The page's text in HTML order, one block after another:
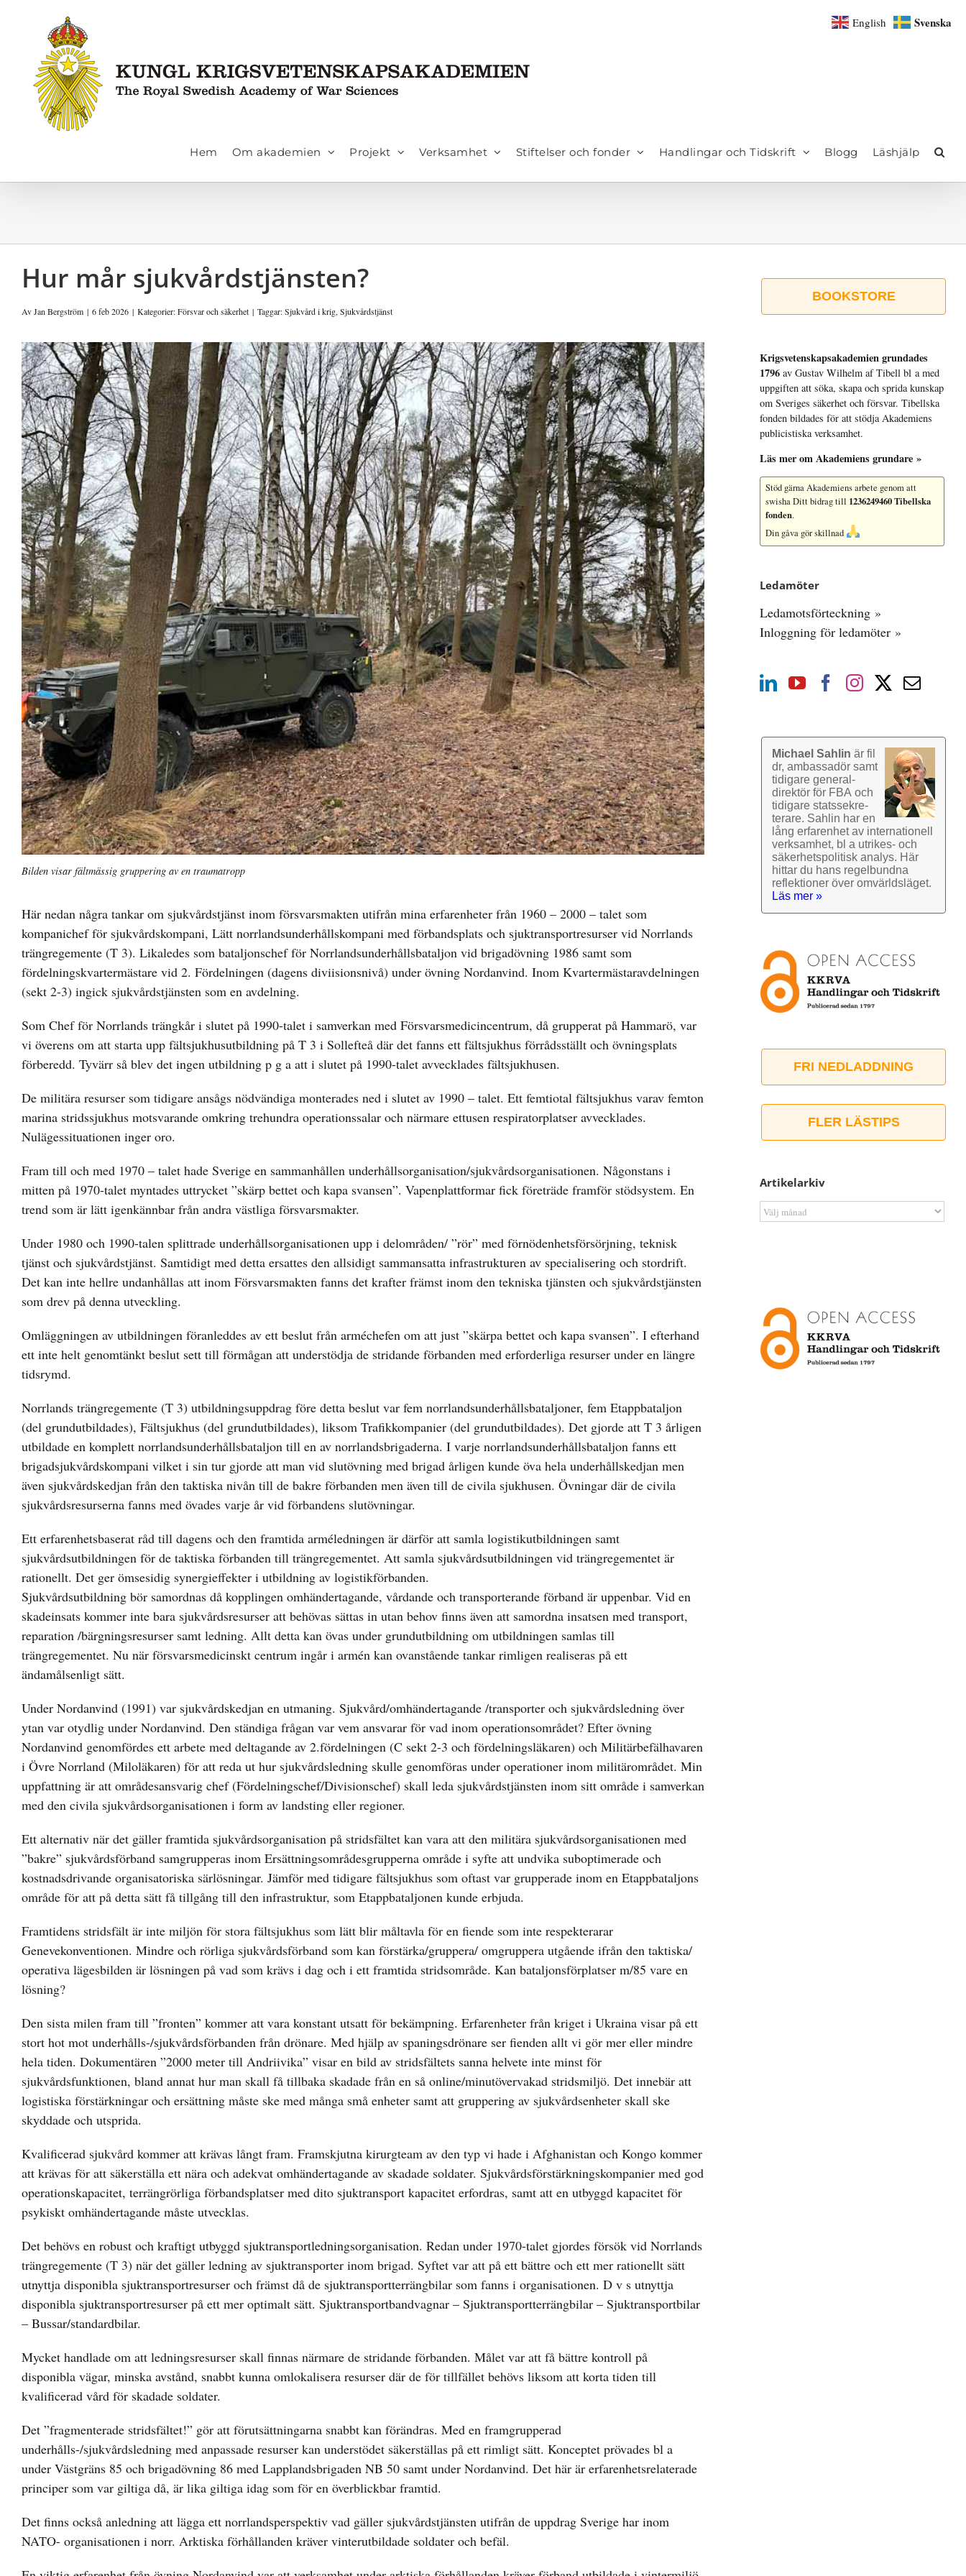
innehållet
Hem Om akademien Projekt Verksamhet Stiftelser och fonder Handlingar och Tidskrift Blogg Läshjälp
Hur mår sjukvårdstjänsten?
AvJan Bergström | 6 feb 2026 | Kategorier:Försvar och säkerhet | Taggar:Sjukvård i krig, Sjukvårdstjänst
Visa
större
bild
Bilden visar fältmässig gruppering av en traumatropp
Här nedan några tankar om sjukvårdstjänst inom försvarsmakten utifrån mina erfarenheter från 1960 – 2000 – talet som
kompanichef för sjukvårdskompani, Lätt norrlandsunderhållskompani med förbandsplats och sjuktransportresurser vid Norrlands
trängregemente (T 3). Likaledes som bataljonschef för Norrlandsunderhållsbataljon vid brigadövning 1986 samt som
fördelningskvartermästare vid 2. Fördelningen (dagens diviisionsnivå) under övning Nordanvind. Inom Kvartermästaravdelningen
(sekt 2-3) ingick sjukvårdstjänsten som en avdelning.
Som Chef för Norrlands trängkår i slutet på 1990-talet i samverkan med Försvarsmedicincentrum, då grupperat på Hammarö, var
vi överens om att starta upp fältsjukhusutbildning på T 3 i Sollefteå där det fanns ett fältsjukhus förrådsställt och övningsplats
förberedd. Tyvärr så blev det ingen utbildning p g a att i slutet på 1990-talet avvecklades fältsjukhusen.
De militära resurser som tidigare ansågs nödvändiga monterades ned i slutet av 1990 – talet. Ett femtiotal fältsjukhus varav femton
marina stridssjukhus motsvarande omkring trehundra operationssalar och närmare ettusen respiratorplatser avvecklades.
Nulägessituationen inger oro.
Fram till och med 1970 – talet hade Sverige en sammanhållen underhållsorganisation/sjukvårdsorganisationen. Någonstans i
mitten på 1970-talet myntades uttrycket ”skärp bettet och kapa svansen”. Vapenplattformar fick företräde framför stödsystem. En
trend som är lätt igenkännbar från andra västliga försvarsmakter.
Under 1980 och 1990-talen splittrade underhållsorganisationen upp i delområden/ ”rör” med förnödenhetsförsörjning, teknisk
tjänst och sjukvårdstjänst. Samtidigt med detta ersattes den allsidigt sammansatta infrastrukturen av specialisering och stordrift.
Det kan inte hellre undanhållas att inom Försvarsmakten fanns det krafter främst inom den tekniska tjänsten och sjukvårdstjänsten
som drev på denna utveckling.
Omläggningen av utbildningen föranleddes av ett beslut från arméchefen om att just ”skärpa bettet och kapa svansen”. I efterhand
ett inte helt genomtänkt beslut sett till förmågan att understödja de stridande förbanden med erforderliga resurser under en längre
tidsrymd.
Norrlands trängregemente (T 3) utbildningsuppdrag före detta beslut var fem norrlandsunderhållsbataljoner, fem Etappbataljon
(del grundutbildades), Fältsjukhus (del grundutbildades), liksom Trafikkompanier (del grundutbildades). Det gjorde att T 3 årligen
utbildade en komplett norrlandsunderhållsbataljon till en av norrlandsbrigaderna. I varje norrlandsunderhållsbataljon fanns ett
brigadsjukvårdskompani vilket i sin tur gjorde att man vid slutövning med brigad årligen kunde öva hela underhållskedjan men
även sjukvårdskedjan från den taktiska nivån till de bakre förbanden men även till de civila sjukhusen. Övningar där de civila
sjukvårdsresurserna fanns med övades varje år vid förbandens slutövningar.
Ett erfarenhetsbaserat råd till dagens och den framtida arméledningen är därför att samla logistikutbildningen samt
sjukvårdsutbildningen för de taktiska förbanden till trängregementet. Att samla sjukvårdsutbildningen vid trängregementet är
rationellt. Det ger ömsesidig synergieffekter i utbildning av logistikförbanden.
Sjukvårdsutbildning bör samordnas då kopplingen omhändertagande, vårdande och transporterande förband är uppenbar. Vid en
skadeinsats kommer inte bara sjukvårdsresurser att behövas sättas in utan behov finns även att samordna insatsen med transport,
reparation /bärgningsresurser samt ledning. Allt detta kan övas under grundutbildning om utbildningen samlas till
trängregementet. Nu när försvarsmedicinskt centrum ingår i armén kan ovanstående tankar rimligen realiseras på ett
ändamålsenligt sätt.
Under Nordanvind (1991) var sjukvårdskedjan en utmaning. Sjukvård/omhändertagande /transporter och sjukvårdsledning över
ytan var otydlig under Nordanvind. Den ständiga frågan var vem ansvarar för vad inom operationsområdet? Efter övning
Nordanvind genomfördes ett arbete med deltagande av 2.fördelningen (C sekt 2-3 och fördelningsläkaren) och Militärbefälhavaren
i Övre Norrland (Miloläkaren) för att reda ut hur sjukvårdsledning skulle genomföras under operationer inom militärområdet. Min
uppfattning är att områdesansvarig chef (Fördelningschef/Divisionschef) skall leda sjukvårdstjänsten inom sitt område i samverkan
med den civila sjukvårdsorganisationen i form av landsting eller regioner.
Ett alternativ när det gäller framtida sjukvårdsorganisation på stridsfältet kan vara att den militära sjukvårdsorganisationen med
”bakre” sjukvårdsförband samgrupperas inom Ersättningsområdesgrupperna område i syfte att undvika suboptimerade och
kostnadsdrivande organisatoriska särlösningar. Jämför med tidigare fältsjukhus som oftast var grupperade inom en Etappbataljons
område för att på detta sätt få tillgång till den infrastruktur, som Etappbataljonen kunde erbjuda.
Framtidens stridsfält är inte miljön för stora fältsjukhus som lätt blir måltavla för en fiende som inte respekterarar
Genevekonventionen. Mindre och rörliga sjukvårdsförband som kan förstärka/gruppera/ omgruppera utgående ifrån den taktiska/
operativa lägesbilden är lösningen på vad som krävs i dag och i ett framtida stridsområde. Kan bataljonsförplatser m/85 vare en
lösning?
Den sista milen fram till ”fronten” kommer att vara konstant utsatt för bekämpning. Erfarenheter från kriget i Ukraina visar på ett
stort hot mot underhålls-/sjukvårdsförbanden från drönare. Med hjälp av spaningsdrönare ser fienden allt vi gör mer eller mindre
hela tiden. Dokumentären ”2000 meter till Andriivika” visar en bild av stridsfältets sanna helvete inte minst för
sjukvårdsfunktionen, bland annat hur man skall få tillbaka skadade från en så online/minutövervakad stridsmiljö. Det innebär att
logistiska förstärkningar och ersättning måste ske med många små enheter samt att gruppering av sjukvårdsenheter skall ske
skyddade och utsprida.
Kvalificerad sjukvård kommer att krävas långt fram. Framskjutna kirurgteam av den typ vi hade i Afghanistan och Kongo kommer
att krävas för att säkerställa ett nära och adekvat omhändertagande av skadade soldater. Sjukvårdsförstärkningskompanier med god
operationskapacitet, terrängrörliga förbandsplatser med dito sjuktransport kapacitet erfordras, samt att en utbyggd kapacitet för
psykiskt omhändertagande måste utvecklas.
Det behövs en robust och kraftigt utbyggd sjuktransportledningsorganisation. Redan under 1970-talet gjordes försök vid Norrlands
trängregemente (T 3) när det gäller ledning av sjuktransporter inom brigad. Syftet var att på ett bättre och ett mer rationellt sätt
utnyttja disponibla sjuktransportresurser och främst då de sjuktransportterrängbilar som fanns i organisationen. D v s utnyttja
disponibla sjuktransportresurser på ett mer optimalt sätt. Sjuktransportbandvagnar – Sjuktransportterrängbilar – Sjuktransportbilar
– Bussar/standardbilar.
Mycket handlade om att ledningsresurser skall finnas närmare de stridande förbanden. Målet var att få bättre kontroll på
disponibla vägar, minska avstånd, snabbt kunna omlokalisera resurser där de för tillfället behövs liksom att korta tiden till
kvalificerad vård för skadade soldater.
Det ”fragmenterade stridsfältet!” gör att förutsättningarna snabbt kan förändras. Med en framgrupperad
underhålls-/sjukvårdsledning med anpassade resurser kan understödet säkerställas på ett rimligt sätt. Konceptet prövades bl a
under Västgräns 85 och brigadövning 86 med Lapplandsbrigaden NB 50 samt under Nordanvind. Det här är erfarenhetsrelaterade
principer som var giltiga då, är lika giltiga idag som för en överblickbar framtid.
Det finns också anledning att lägga ett norrlandsperspektiv vad gäller sjukvårdstjänsten utifrån de uppdrag Sverige har inom
NATO- organisationen i norr. Arktiska förhållanden kräver vinterutbildade soldater och befäl.
BOOKSTORE
Krigsvetenskap­sakademien grundades
1796 av Gustav Wilhelm af Tibell bl a med
uppgiften att söka, skapa och sprida kunskap
om Sveriges säkerhet och försvar. Tibellska
fonden bildades för att stödja Akademiens
publicistiska verksamhet.
Läs mer om Akademiens grundare »
Stöd gärna Akademiens arbete genom att
swisha Ditt bidrag till 1236249460 Tibellska
fonden.
Din gåva gör skillnad
Ledamöter
Ledamotsförteckning »
Inloggning för ledamöter »
Michael Sahlin är fil
dr, ambassadör samt
tidigare general­
direktör för FBA och
tidigare stats­sekre­
terare. Sahlin har en
lång erfarenhet av inter­nationell
verk­samhet, bl a utrikes- och
säkerhets­politisk analys. Här
hittar du hans regel­bundna
reflek­tioner över omvärlds­läget.
Läs mer »
FRI NEDLADDNING
FLER LÄSTIPS
Artikelarkiv
Artikelarkiv
English Svenska